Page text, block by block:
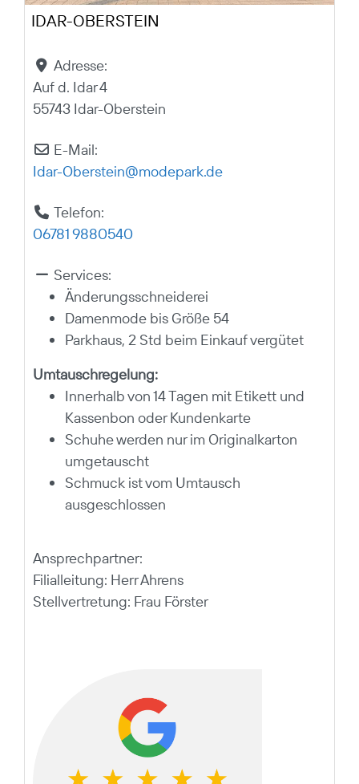
IDAR-OBERSTEIN
Adresse:
Auf d. Idar 4
55743 Idar-Oberstein
E-Mail:
Idar-Oberstein@modepark.de
Telefon:
06781 9880540
Services:
Änderungsschneiderei
Damenmode bis Größe 54
Parkhaus, 2 Std beim Einkauf vergütet
Umtauschregelung:
Innerhalb von 14 Tagen mit Etikett und
Kassenbon oder Kundenkarte
Schuhe werden nur im Originalkarton
umgetauscht
Schmuck ist vom Umtausch
ausgeschlossen
Ansprechpartner:
Filialleitung: Herr Ahrens
Stellvertretung: Frau Förster